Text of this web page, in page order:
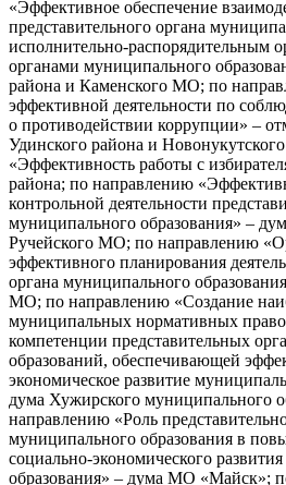
«Эффективное обеспечение
представительного органа
исполнительно-распорядительным
органами муниципального
района и Каменского МО; по
эффективной деятельности по
о противодействии коррупции» –
Удинского района и
«Эффективность работы с
района; по направлению
контрольной деятельности
муниципального образования» –
Ручейского МО; по направлению
эффективного планирования
органа муниципального
МО; по направлению «Создание
муниципальных нормативных
компетенции представительных
образований, обеспечивающей
экономическое развитие
дума Хужирского муниципального
направлению «Роль
муниципального образования в
социально-экономического
образования» – дума МО «Майск»;